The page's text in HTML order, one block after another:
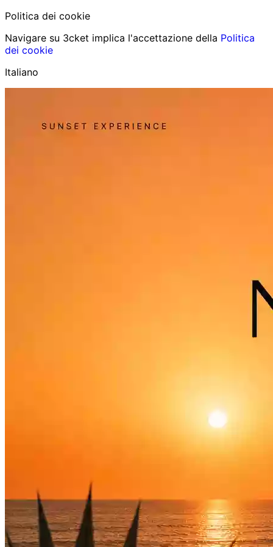
Politica dei cookie
Navigare su 3cket implica l'accettazione della Politica
dei cookie
Italiano